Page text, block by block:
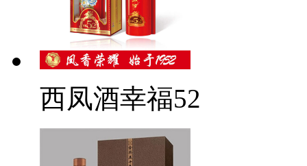
西凤酒幸福52